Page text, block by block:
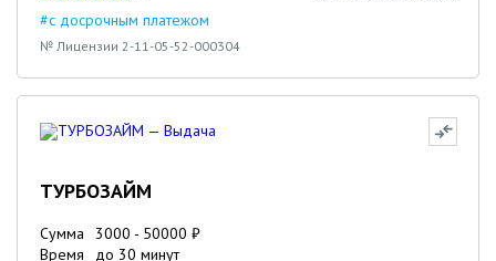
#с досрочным платежом
№ Лицензии 2-11-05-52-000304
ТУРБОЗАЙМ
Сумма 3000 - 50000 ₽
Время
до 30 минут